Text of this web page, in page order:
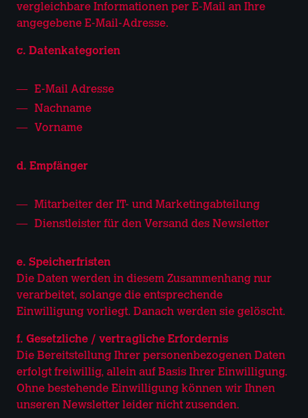
vergleichbare Informationen per E-Mail an Ihre
angegebene E-Mail-Adresse.
c. Datenkategorien
E-Mail Adresse
Nachname
Vorname
d. Empfänger
Mitarbeiter der IT- und Marketingabteilung
Dienstleister für den Versand des Newsletter
e. Speicherfristen
Die Daten werden in diesem Zusammenhang nur
verarbeitet, solange die entsprechende
Einwilligung vorliegt. Danach werden sie gelöscht.
f. Gesetzliche / vertragliche Erfordernis
Die Bereitstellung Ihrer personenbezogenen Daten
erfolgt freiwillig, allein auf Basis Ihrer Einwilligung.
Ohne bestehende Einwilligung können wir Ihnen
unseren Newsletter leider nicht zusenden.